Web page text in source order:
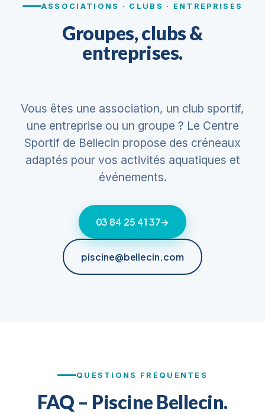
ASSOCIATIONS · CLUBS · ENTREPRISES
Groupes, clubs &
entreprises.
Vous êtes une association, un club sportif,
une entreprise ou un groupe ? Le Centre
Sportif de Bellecin propose des créneaux
adaptés pour vos activités aquatiques et
événements.
03 84 25 41 37→
piscine@bellecin.com
QUESTIONS FRÉQUENTES
FAQ – Piscine Bellecin.